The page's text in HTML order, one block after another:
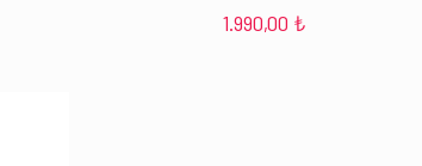
1.990,00 ₺